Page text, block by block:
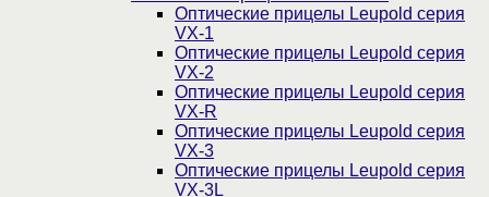
Оптические прицелы Leupold серия
VX-1
Оптические прицелы Leupold серия
VX-2
Оптические прицелы Leupold серия
VX-R
Оптические прицелы Leupold серия
VX-3
Оптические прицелы Leupold серия
VX-3L